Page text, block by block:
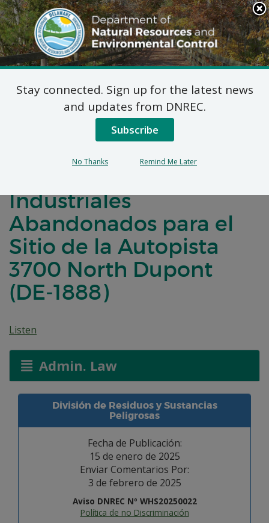
Search
This
Site
DNREC Menu
Notificación de
Comentarios Públicos
para un Acuerdo de
Industriales
Abandonados para el
Sitio de la Autopista
3700 North Dupont
(DE-1888)
Listen
Admin. Law
División de Residuos y Sustancias
Peligrosas
Fecha de Publicación:
15 de enero de 2025
Enviar Comentarios Por:
3 de febrero de 2025
Aviso DNREC Nº WHS20250022
Política de no Discriminación
Stay connected. Sign up for the latest news
and updates from DNREC.
Subscribe
No Thanks Remind Me Later